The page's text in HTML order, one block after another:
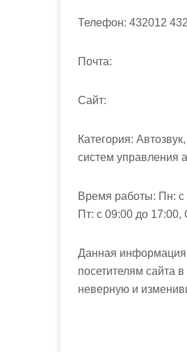
Телефон: 432012
Почта:
Cайт:
Категория:
систем управления
Время работы: Пн: с
Пт: с 09:00 до
Данная информация
посетителям сайта
неверную и